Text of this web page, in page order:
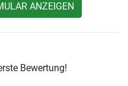
ANZEIGEN
Bewertung!